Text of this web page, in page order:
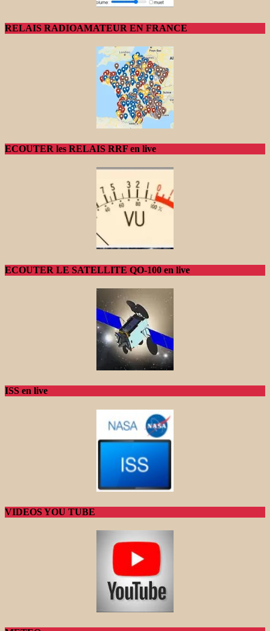
RELAIS RADIOAMATEUR EN FRANCE
ECOUTER les RELAIS RRF en live
ECOUTER LE SATELLITE QO-100 en live
ISS en live
VIDEOS YOU TUBE